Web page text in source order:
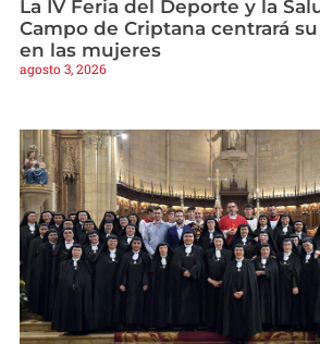
La IV Feria del Deporte y la
Campo de Criptana centrará
en las mujeres
agosto 3, 2026